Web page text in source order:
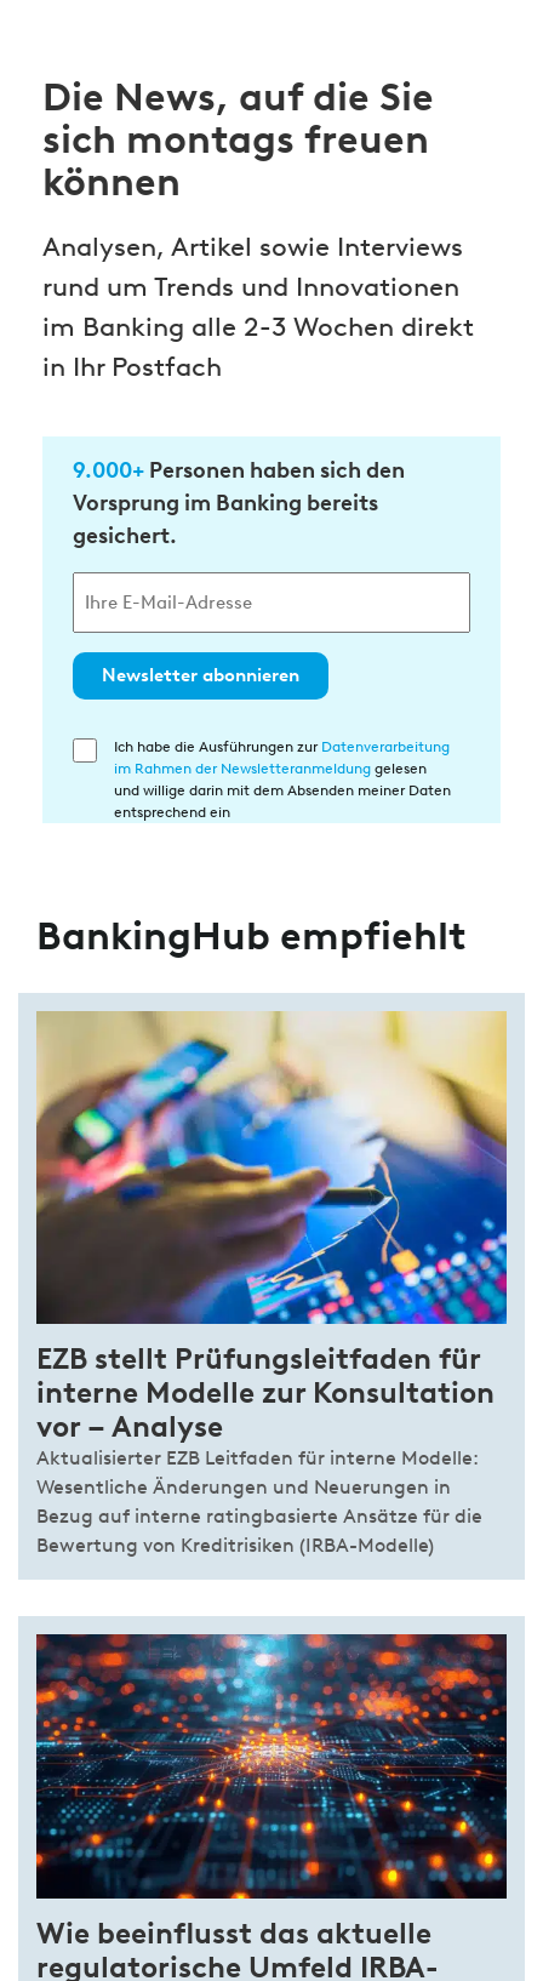
Die News, auf die Sie
sich montags freuen
können
Analysen, Artikel sowie Interviews
rund um Trends und Innovationen
im Banking alle 2-3 Wochen direkt
in Ihr Postfach
9.000+ Personen haben sich den
Vorsprung im Banking bereits
gesichert.
Newsletter abonnieren
Einwilligung
Ich habe die Ausführungen zur Datenverarbeitung
im Rahmen der Newsletteranmeldung gelesen
und willige darin mit dem Absenden meiner Daten
entsprechend ein
BankingHub empfiehlt
EZB stellt Prüfungsleitfaden für
interne Modelle zur Konsultation
vor – Analyse
Aktualisierter EZB Leitfaden für interne Modelle:
Wesentliche Änderungen und Neuerungen in
Bezug auf interne ratingbasierte Ansätze für die
Bewertung von Kreditrisiken (IRBA-Modelle)
Wie beeinflusst das aktuelle
regulatorische Umfeld IRBA-